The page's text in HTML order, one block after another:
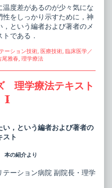
度差があるのが少々気にな
をしっかり示すために，神
という編者および著者のメ
である．
ーション技術, 医療技術, 臨床医学／
尾雅春, 理学療法
理学療法テキスト
I
，という編者および著者の
スト
本の紹介より
ーション病院 副院長・理学